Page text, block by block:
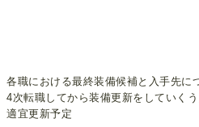
各職における最終装備候補と入手先に
4次転職してから装備更新をしていく
適宜更新予定